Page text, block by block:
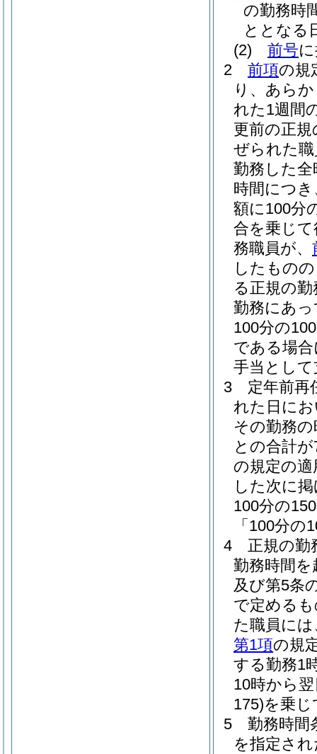
の勤務時
ととなる
(2)
前号
2
前項の規
り、あら
れた1週間
更前の正
ぜられた
勤務した全
時間につき
額に100分
合を乗じ
務職員が、
したもの
る正規の
勤務にあ
100分の100
である場
手当とし
3
定年前再
れた日に
その勤務
との合計
の規定の
した次に
100分の
「100分の
4
正規の勤
勤務時間
及び第5条
で定める
た職員に
第1項の規
する勤務1
10時から
175)を乗じ
5
勤務時間
を指定さ